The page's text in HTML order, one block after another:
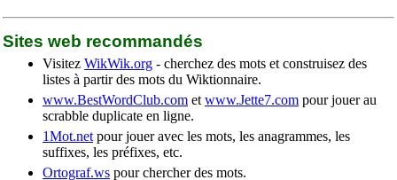
Sites web recommandés
Visitez WikWik.org - cherchez des mots et construisez des
listes à partir des mots du Wiktionnaire.
www.BestWordClub.com et www.Jette7.com pour jouer au
scrabble duplicate en ligne.
1Mot.net pour jouer avec les mots, les anagrammes, les
suffixes, les préfixes, etc.
Ortograf.ws pour chercher des mots.